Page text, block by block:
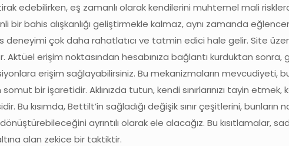
edebilirken, eş zamanlı olarak kendilerini muhtemel mali
bahis alışkanlığı geliştirmekle kalmaz, aynı zamanda
deneyimi çok daha rahatlatıcı ve tatmin edici hale gelir. Site
Aktüel erişim noktasından hesabınıza bağlantı kurduktan sonra,
erişim sağlayabilirsiniz. Bu mekanizmaların mevcudiyeti,
bir işaretidir. Aklınızda tutun, kendi sınırlarınızı tayin etmek,
kısımda, Bettilt’in sağladığı değişik sınır çeşitlerini, bunların
ayrıntılı olarak ele alacağız. Bu kısıtlamalar,
alan zekice bir taktiktir.